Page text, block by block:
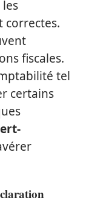
correctes.
fiscales.
tel
certains